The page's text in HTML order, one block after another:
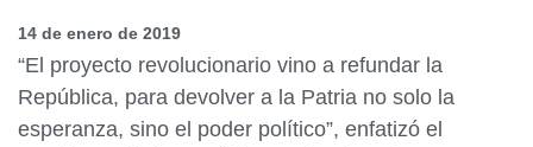
14 de enero de 2019
“El proyecto revolucionario vino a refundar la
República, para devolver a la Patria no solo la
esperanza, sino el poder político”, enfatizó el